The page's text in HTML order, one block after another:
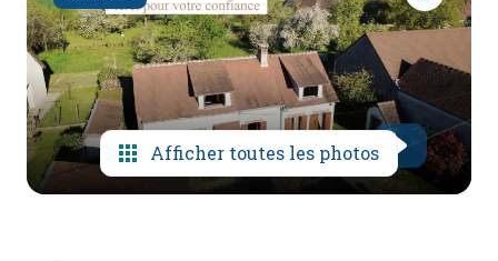
poser
une
question
l'agence
Afficher toutes les photos